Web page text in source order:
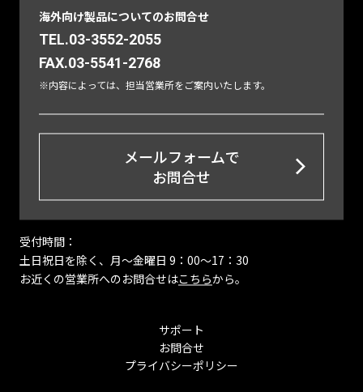
海外向け製品についてのお問合せ
TEL.03-3552-2055
FAX.03-5541-2768
※内容によっては、担当営業所をご案内いたします。
メールフォームで
お問合せ
受付時間：
土日祝日を除く、月〜金曜日 9：00～17：30
お近くの営業所へのお問合せはこちらから。
サポート
お問合せ
プライバシーポリシー